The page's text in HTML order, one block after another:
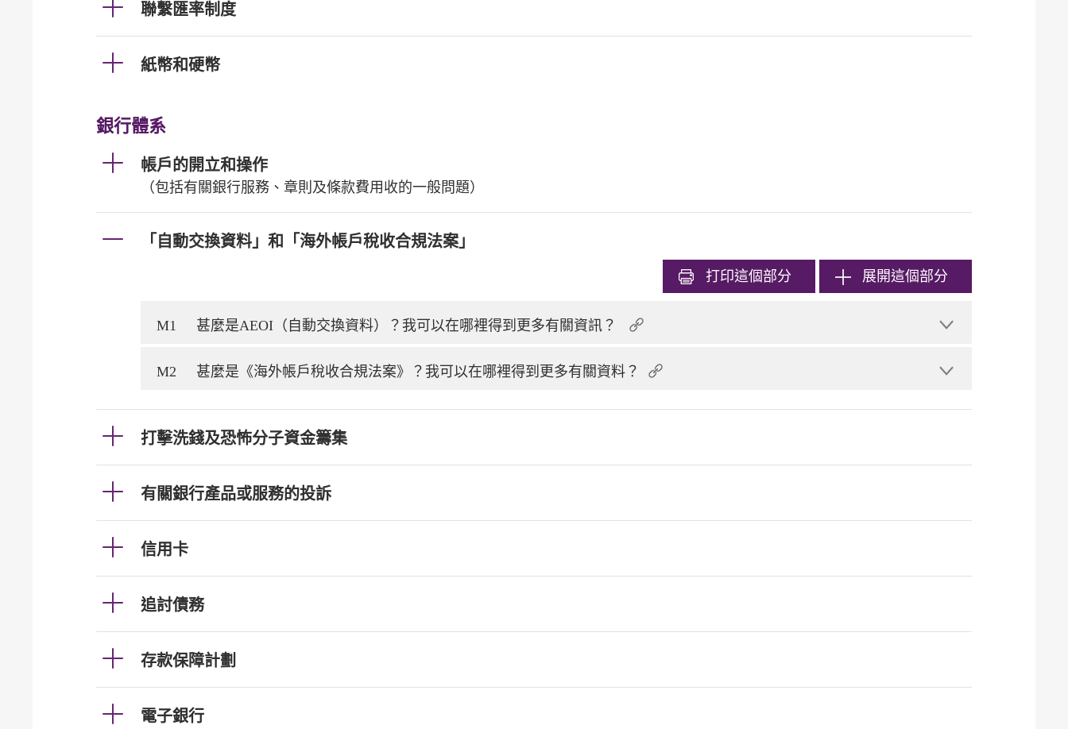
聯繫匯率制度
紙幣和硬幣
銀行體系
帳戶的開立和操作
（包括有關銀行服務、章則及條款費用收的一般問題）
「自動交換資料」和「海外帳戶稅收合規法案」
打印這個部分 展開這個部分
M1 甚麼是AEOI（自動交換資料）？我可以在哪裡得到更多有關資訊？
M2 甚麼是《海外帳戶稅收合規法案》？我可以在哪裡得到更多有關資料？
打擊洗錢及恐怖分子資金籌集
有關銀行產品或服務的投訴
信用卡
追討債務
存款保障計劃
電子銀行